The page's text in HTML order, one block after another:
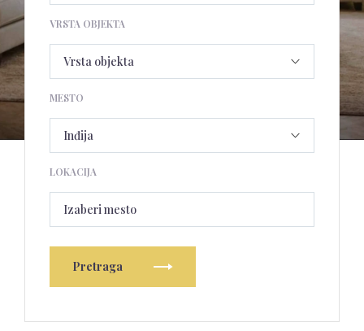
VRSTA OBJEKTA
MESTO
LOKACIJA
Izaberi mesto
Pretraga